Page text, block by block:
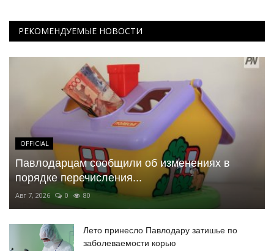
РЕКОМЕНДУЕМЫЕ НОВОСТИ
OFFICIAL
Павлодарцам сообщили об изменениях в
порядке перечисления...
Авг 7, 2026 0 80
Лето принесло Павлодару затишье по
заболеваемости корью